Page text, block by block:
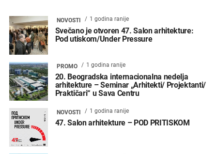
NOVOSTI 1 godina ranije
Svečano je otvoren 47. Salon arhitekture:
Pod utiskom/Under Pressure
PROMO 1 godina ranije
20. Beogradska internacionalna nedelja
arhitekture – Seminar „Arhitekti/ Projektanti/
Praktičari“ u Sava Centru
NOVOSTI 1 godina ranije
47. Salon arhitekture – POD PRITISKOM